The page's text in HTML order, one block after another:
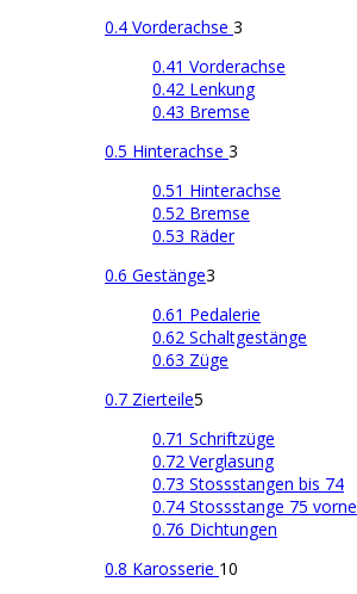
0.4 Vorderachse 3
0.41 Vorderachse
0.42 Lenkung
0.43 Bremse
0.5 Hinterachse 3
0.51 Hinterachse
0.52 Bremse
0.53 Räder
0.6 Gestänge3
0.61 Pedalerie
0.62 Schaltgestänge
0.63 Züge
0.7 Zierteile5
0.71 Schriftzüge
0.72 Verglasung
0.73 Stossstangen bis 74
0.74 Stossstange 75 vorne
0.76 Dichtungen
0.8 Karosserie 10